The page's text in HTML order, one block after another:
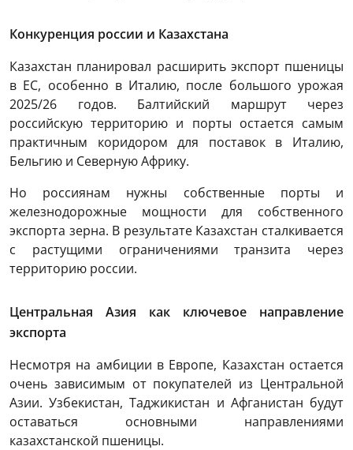
Конкуренция россии и Казахстана
Казахстан планировал расширить экспорт пшеницы
в ЕС, особенно в Италию, после большого урожая
2025/26 годов. Балтийский маршрут через
российскую территорию и порты остается самым
практичным коридором для поставок в Италию,
Бельгию и Северную Африку.
Но россиянам нужны собственные порты и
железнодорожные мощности для собственного
экспорта зерна. В результате Казахстан сталкивается
с растущими ограничениями транзита через
территорию россии.
Центральная Азия как ключевое направление
экспорта
Несмотря на амбиции в Европе, Казахстан остается
очень зависимым от покупателей из Центральной
Азии. Узбекистан, Таджикистан и Афганистан будут
оставаться основными направлениями
казахстанской пшеницы.